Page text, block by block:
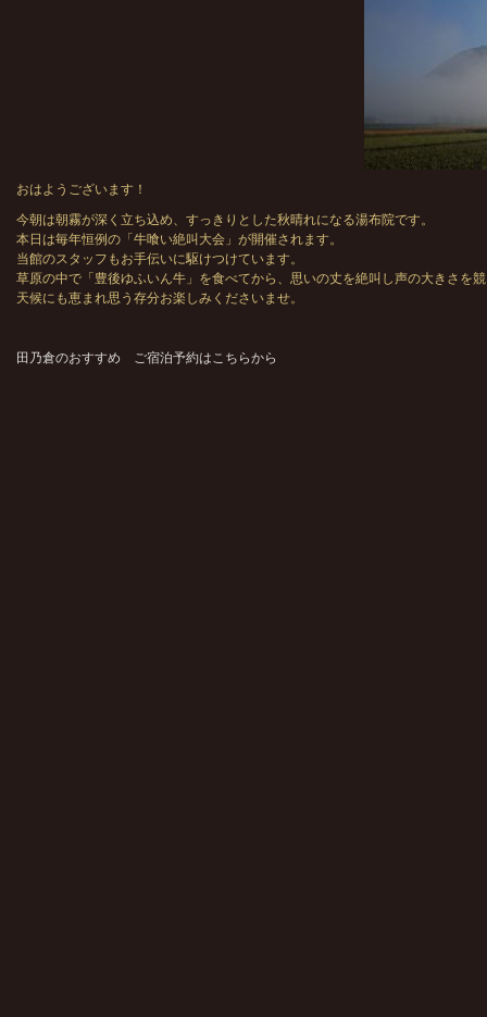
おはようございます！
今朝は朝霧が深く立ち込め、すっきりとした秋晴れになる湯布院です。
本日は毎年恒例の「牛喰い絶叫大会」が開催されます。
当館のスタッフもお手伝いに駆けつけています。
草原の中で「豊後ゆふいん牛」を食べてから、思いの丈を絶叫し声の大きさを
天候にも恵まれ思う存分お楽しみくださいませ。
田乃倉のおすすめ ご宿泊予約はこちらから